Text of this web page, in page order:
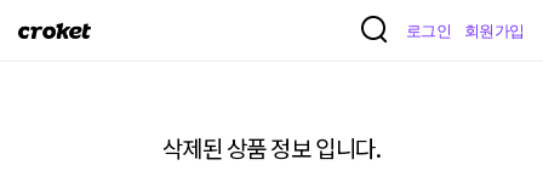
크
로그인 회원가입
삭제된 상품 정보 입니다.